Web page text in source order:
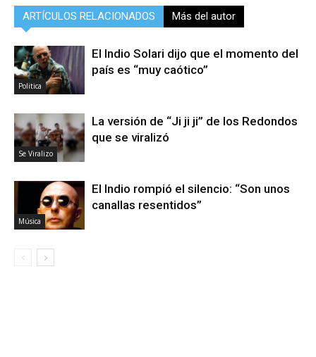
ARTÍCULOS RELACIONADOS Más del autor
Politica
El Indio Solari dijo que el momento del
país es “muy caótico”
Se Viralizo
La versión de “Ji ji ji” de los Redondos
que se viralizó
Música
El Indio rompió el silencio: “Son unos
canallas resentidos”